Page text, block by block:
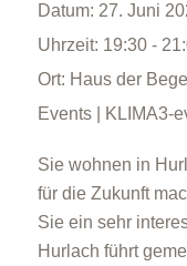
Datum: 27. Juni
Uhrzeit: 19:30 -
Ort: Haus der
Events | KLIMA3-
Sie wohnen in
für die Zukunft
Sie ein sehr
Hurlach führt